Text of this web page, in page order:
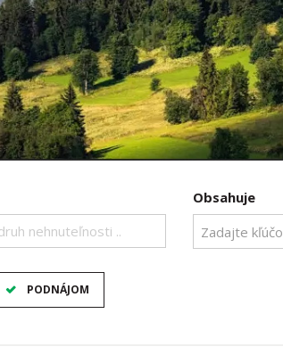
nehnuteľnosti ..
Obsahuje
PODNÁJOM